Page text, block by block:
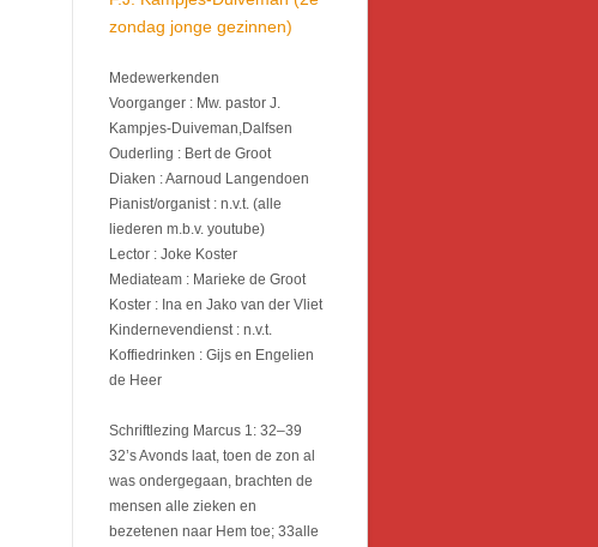
zondag jonge gezinnen)
Medewerkenden
Voorganger : Mw. pastor J.
Kampjes-Duiveman,Dalfsen
Ouderling : Bert de Groot
Diaken : Aarnoud Langendoen
Pianist/organist : n.v.t. (alle
liederen m.b.v. youtube)
Lector : Joke Koster
Mediateam : Marieke de Groot
Koster : Ina en Jako van der Vliet
Kindernevendienst : n.v.t.
Koffiedrinken : Gijs en Engelien
de Heer
Schriftlezing Marcus 1: 32–39
32’s Avonds laat, toen de zon al
was ondergegaan, brachten de
mensen alle zieken en
bezetenen naar Hem toe; 33alle